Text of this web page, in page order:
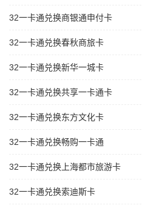
32一卡通兑换商银通申付卡
32一卡通兑换春秋商旅卡
32一卡通兑换新华一城卡
32一卡通兑换共享一卡通卡
32一卡通兑换东方文化卡
32一卡通兑换畅购一卡通
32一卡通兑换上海都市旅游卡
32一卡通兑换索迪斯卡